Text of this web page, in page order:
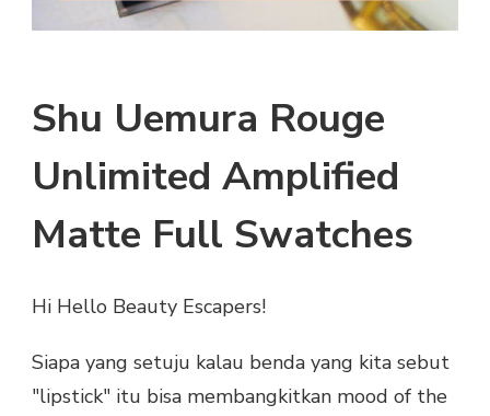
Shu Uemura Rouge
Unlimited Amplified
Matte Full Swatches
Hi Hello Beauty Escapers!
Siapa yang setuju kalau benda yang kita sebut
"lipstick" itu bisa membangkitkan mood of the